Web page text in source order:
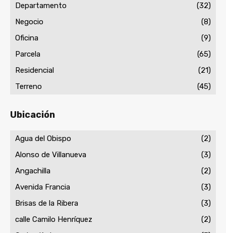
Departamento
(32)
Negocio
(8)
Oficina
(9)
Parcela
(65)
Residencial
(21)
Terreno
(45)
Ubicación
Agua del Obispo
(2)
Alonso de Villanueva
(3)
Angachilla
(2)
Avenida Francia
(3)
Brisas de la Ribera
(3)
calle Camilo Henríquez
(2)